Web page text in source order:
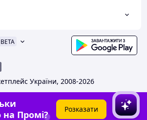
BETA
України, 2008-2026
на Промі?
Розказати